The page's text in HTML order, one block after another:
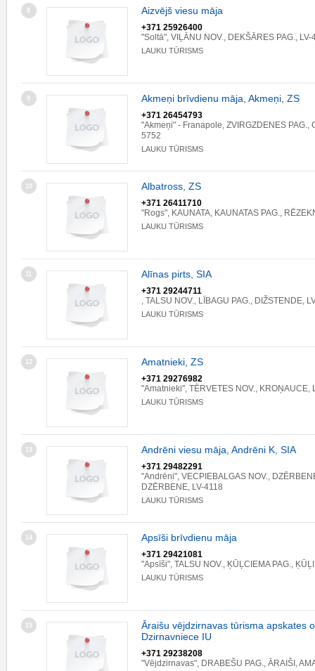
8 Aizvējš viesu māja
+371 25926400
"Soltā", VIĻĀNU NOV., DEKŠĀRES PAG., LV-
LAUKU TŪRISMS
9 Akmeņi brīvdienu māja, Akmeņi, ZS
+371 26454793
"Akmeņi" - Franapole, ZVIRGZDENES PAG.,
5752
LAUKU TŪRISMS
10 Albatross, ZS
+371 26411710
"Rogs", KAUNATA, KAUNATAS PAG.,
LAUKU TŪRISMS
11 Alīnas pirts, SIA
+371 29244711
, TALSU NOV., LĪBAGU PAG., DIŽSTENDE,
LAUKU TŪRISMS
12 Amatnieki, ZS
+371 29276982
"Amatnieki", TĒRVETES NOV., KROŅAUCE,
LAUKU TŪRISMS
13 Andrēni viesu māja, Andrēni K, SIA
+371 29482291
"Andrēni", VECPIEBALGAS NOV.,
DZĒRBENE, LV-4118
LAUKU TŪRISMS
14 Apsīši brīvdienu māja
+371 29421081
"Apsīši", TALSU NOV., ĶŪĻCIEMA PAG.,
LAUKU TŪRISMS
15
Āraišu vējdzirnavas tūrisma apskates
Dzirnavniece IU
+371 29238208
"Vējdzirnavas", DRABEŠU PAG., ĀRAIŠI,